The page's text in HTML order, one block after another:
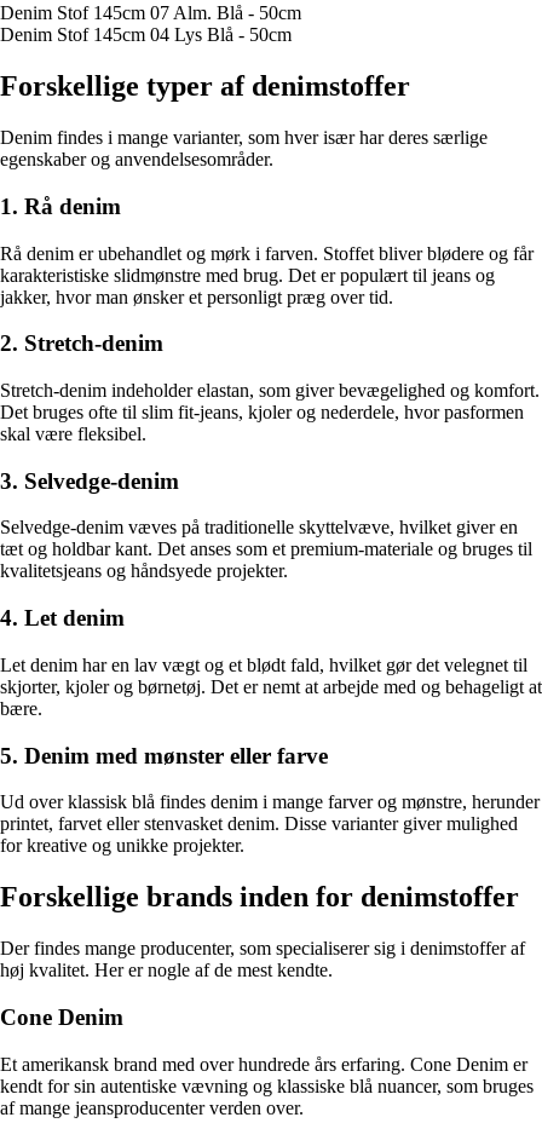
Denim Stof 145cm 07 Alm. Blå - 50cm
Denim Stof 145cm 04 Lys Blå - 50cm
Forskellige typer af denimstoffer
Denim findes i mange varianter, som hver især har deres særlige
egenskaber og anvendelsesområder.
1. Rå denim
Rå denim er ubehandlet og mørk i farven. Stoffet bliver blødere og får
karakteristiske slidmønstre med brug. Det er populært til jeans og
jakker, hvor man ønsker et personligt præg over tid.
2. Stretch-denim
Stretch-denim indeholder elastan, som giver bevægelighed og komfort.
Det bruges ofte til slim fit-jeans, kjoler og nederdele, hvor pasformen
skal være fleksibel.
3. Selvedge-denim
Selvedge-denim væves på traditionelle skyttelvæve, hvilket giver en
tæt og holdbar kant. Det anses som et premium-materiale og bruges til
kvalitetsjeans og håndsyede projekter.
4. Let denim
Let denim har en lav vægt og et blødt fald, hvilket gør det velegnet til
skjorter, kjoler og børnetøj. Det er nemt at arbejde med og behageligt at
bære.
5. Denim med mønster eller farve
Ud over klassisk blå findes denim i mange farver og mønstre, herunder
printet, farvet eller stenvasket denim. Disse varianter giver mulighed
for kreative og unikke projekter.
Forskellige brands inden for denimstoffer
Der findes mange producenter, som specialiserer sig i denimstoffer af
høj kvalitet. Her er nogle af de mest kendte.
Cone Denim
Et amerikansk brand med over hundrede års erfaring. Cone Denim er
kendt for sin autentiske vævning og klassiske blå nuancer, som bruges
af mange jeansproducenter verden over.